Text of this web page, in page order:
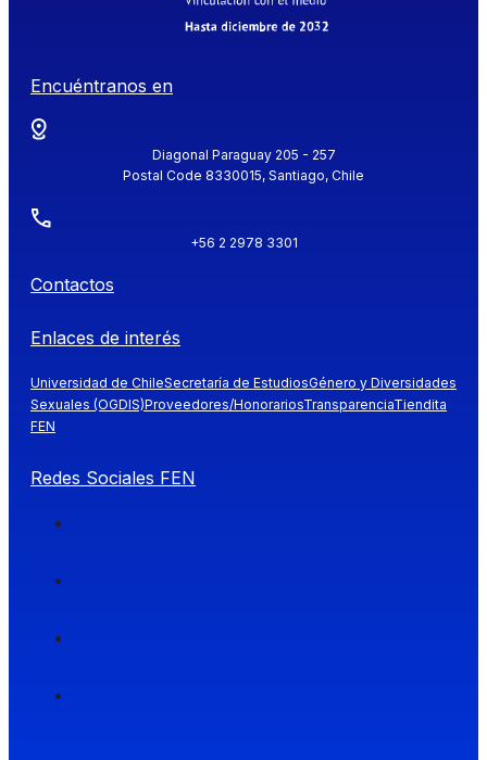
Encuéntranos en
Diagonal Paraguay 205 - 257
Postal Code 8330015, Santiago, Chile
+56 2 2978 3301
Contactos
Enlaces de interés
Universidad de ChileSecretaría de EstudiosGénero y Diversidades
Sexuales (OGDIS)Proveedores/HonorariosTransparenciaTiendita
FEN
Redes Sociales FEN